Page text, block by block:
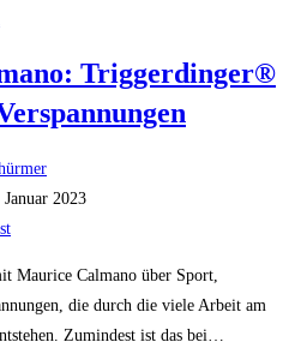
Triggerdinger®
Januar 2023
Maurice Calmano über Sport,
die durch die viele Arbeit am
Zumindest ist das bei…